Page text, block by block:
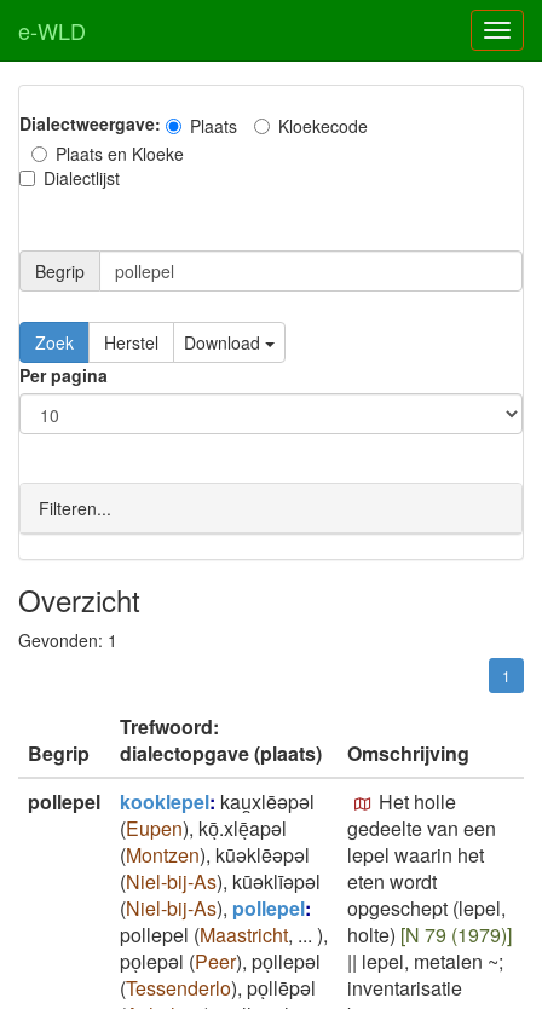
e-WLD
Dialectweergave: Plaats
Kloekecode
Plaats en Kloeke
Dialectlijst
Begrip
Zoek Herstel
Download
Per pagina
Filteren...
Overzicht
Gevonden: 1
1
Begrip
Trefwoord:
dialectopgave (plaats)
Omschrijving
pollepel
kooklepel: kau̯xlēəpəl
(Eupen), kōͅ.xlēͅapəl
(Montzen), kūəklēəpəl
(Niel-bij-As), kūəklīəpəl
(Niel-bij-As), pollepel:
pollepel (Maastricht, ... ),
poͅlepəl (Peer), poͅllepəl
(Tessenderlo), poͅllēpəl
Het holle
gedeelte van een
lepel waarin het
eten wordt
opgeschept (lepel,
holte) [N 79 (1979)]
|| lepel, metalen ~;
inventarisatie